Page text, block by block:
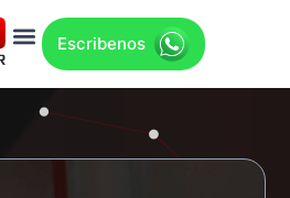
Escribenos